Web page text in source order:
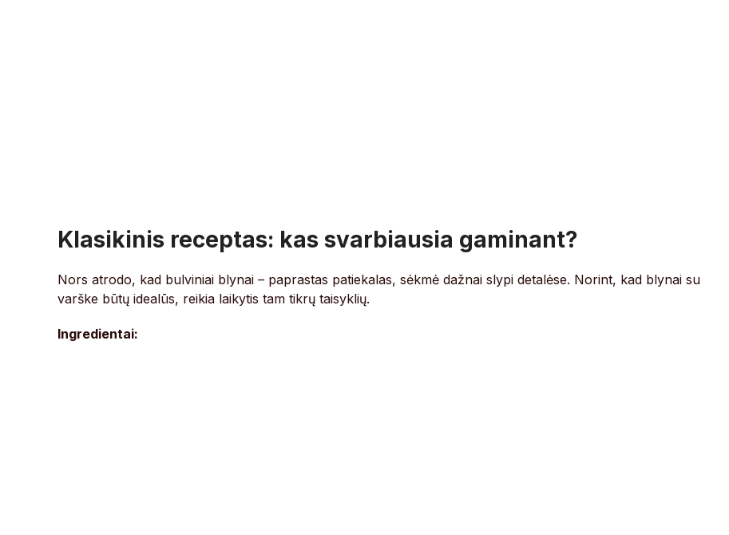
Klasikinis receptas: kas svarbiausia gaminant?
Nors atrodo, kad bulviniai blynai – paprastas patiekalas, sėkmė dažnai slypi detalėse. Norint, kad blynai su
varške būtų idealūs, reikia laikytis tam tikrų taisyklių.
Ingredientai: